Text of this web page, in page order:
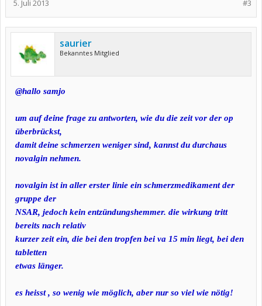
#3
5. Juli 2013
saurier
Bekanntes Mitglied
@hallo samjo
um auf deine frage zu antworten, wie du die zeit vor der op
überbrückst,
damit deine schmerzen weniger sind, kannst du durchaus
novalgin nehmen.
novalgin ist in aller erster linie ein schmerzmedikament der
gruppe der
NSAR, jedoch kein entzündungshemmer. die wirkung tritt
bereits nach relativ
kurzer zeit ein, die bei den tropfen bei va 15 min liegt, bei den
tabletten
etwas länger.
es heisst , so wenig wie möglich, aber nur so viel wie nötig!